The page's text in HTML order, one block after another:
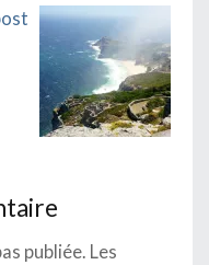
publiée. Les